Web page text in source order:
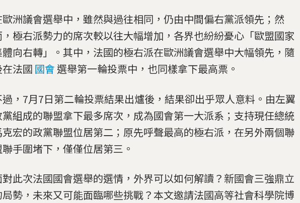
歐洲議會選舉中，雖然與過往相同，仍由中間偏右黨派領先；然
，極右派勢力的席次較以往大幅增加，各界也紛紛憂心「歐盟國家
向右轉」。其中，法國的極右派在歐洲議會選舉中大幅領先，隨
在法國 國會 選舉第一輪投票中，也同樣拿下最高票。
，7月7日第二輪投票結果出爐後，結果卻出乎眾人意料。由左翼
組成的聯盟拿下最多席次，成為國會第一大派系；支持現任總統
克宏的政黨聯盟位居第二；原先呼聲最高的極右派，在另外兩個聯
聯手圍堵下，僅僅位居第三。
對此次法國國會選舉的選情，外界可以如何解讀？新國會三強鼎立
局勢，未來又可能面臨哪些挑戰？本文邀請法國高等社會科學院博